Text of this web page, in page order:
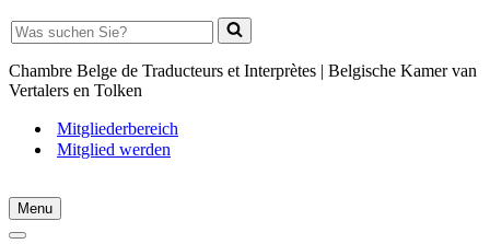
Suchen...
Chambre Belge de Traducteurs et Interprètes | Belgische Kamer van
Vertalers en Tolken
Mitgliederbereich
Mitglied werden
Menu
Navigation